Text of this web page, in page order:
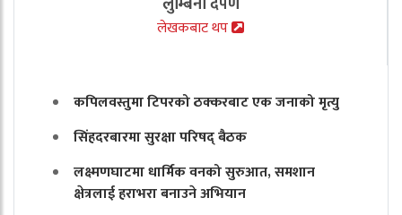
लेखकबाट थप
कपिलवस्तुमा टिपरको ठक्करबाट एक जनाको मृत्यु
सिंहदरबारमा सुरक्षा परिषद् बैठक
लक्ष्मणघाटमा धार्मिक वनको सुरुआत, समशान
क्षेत्रलाई हराभरा बनाउने अभियान